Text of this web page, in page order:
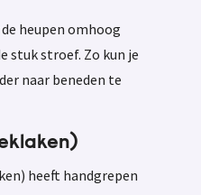
heupen omhoog
stuk stroef. Zo kun je
naar beneden te
heeft handgrepen